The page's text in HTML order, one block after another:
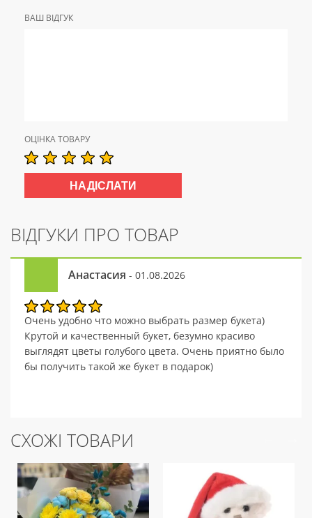
ВАШ ВІДГУК
ОЦІНКА ТОВАРУ
ВІДГУКИ ПРО ТОВАР
Анастасия - 01.08.2026
Очень удобно что можно выбрать размер букета)
Крутой и качественный букет, безумно красиво
выглядят цветы голубого цвета. Очень приятно было
бы получить такой же букет в подарок)
СХОЖІ ТОВАРИ